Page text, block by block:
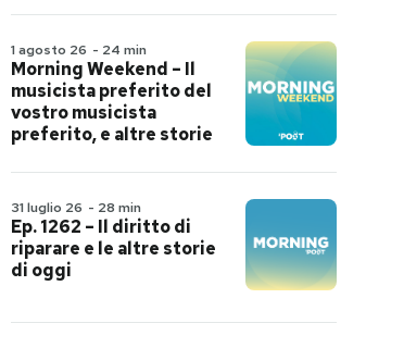
1 agosto 26 - 24 min
Morning Weekend – Il
musicista preferito del
vostro musicista
preferito, e altre storie
31 luglio 26 - 28 min
Ep. 1262 – Il diritto di
riparare e le altre storie
di oggi